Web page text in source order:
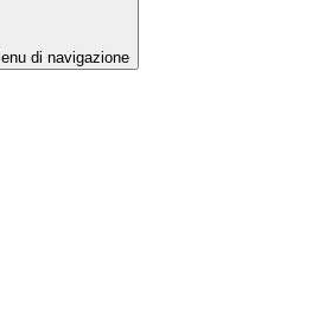
di navigazione